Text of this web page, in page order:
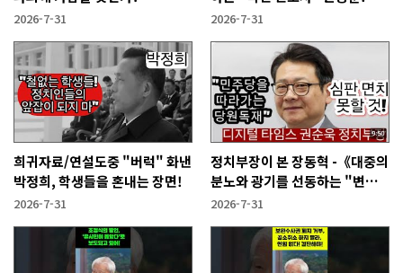
2026-7-31 2026-7-31
희귀자료/연설도중 "버럭" 화낸
박정희, 학생들을 혼내는 장면!
2026-7-31
정치부장이 본 장동혁 -《대중의
분노와 광기를 선동하는 "변종
인민주주의자"》
2026-7-31